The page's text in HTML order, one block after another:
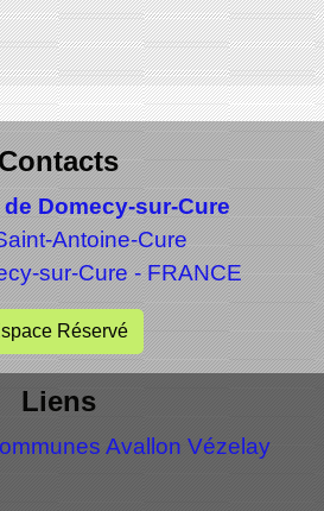
Contacts
Domecy-sur-Cure
Antoine-Cure
sur-Cure - FRANCE
Réservé
Liens
Avallon Vézelay